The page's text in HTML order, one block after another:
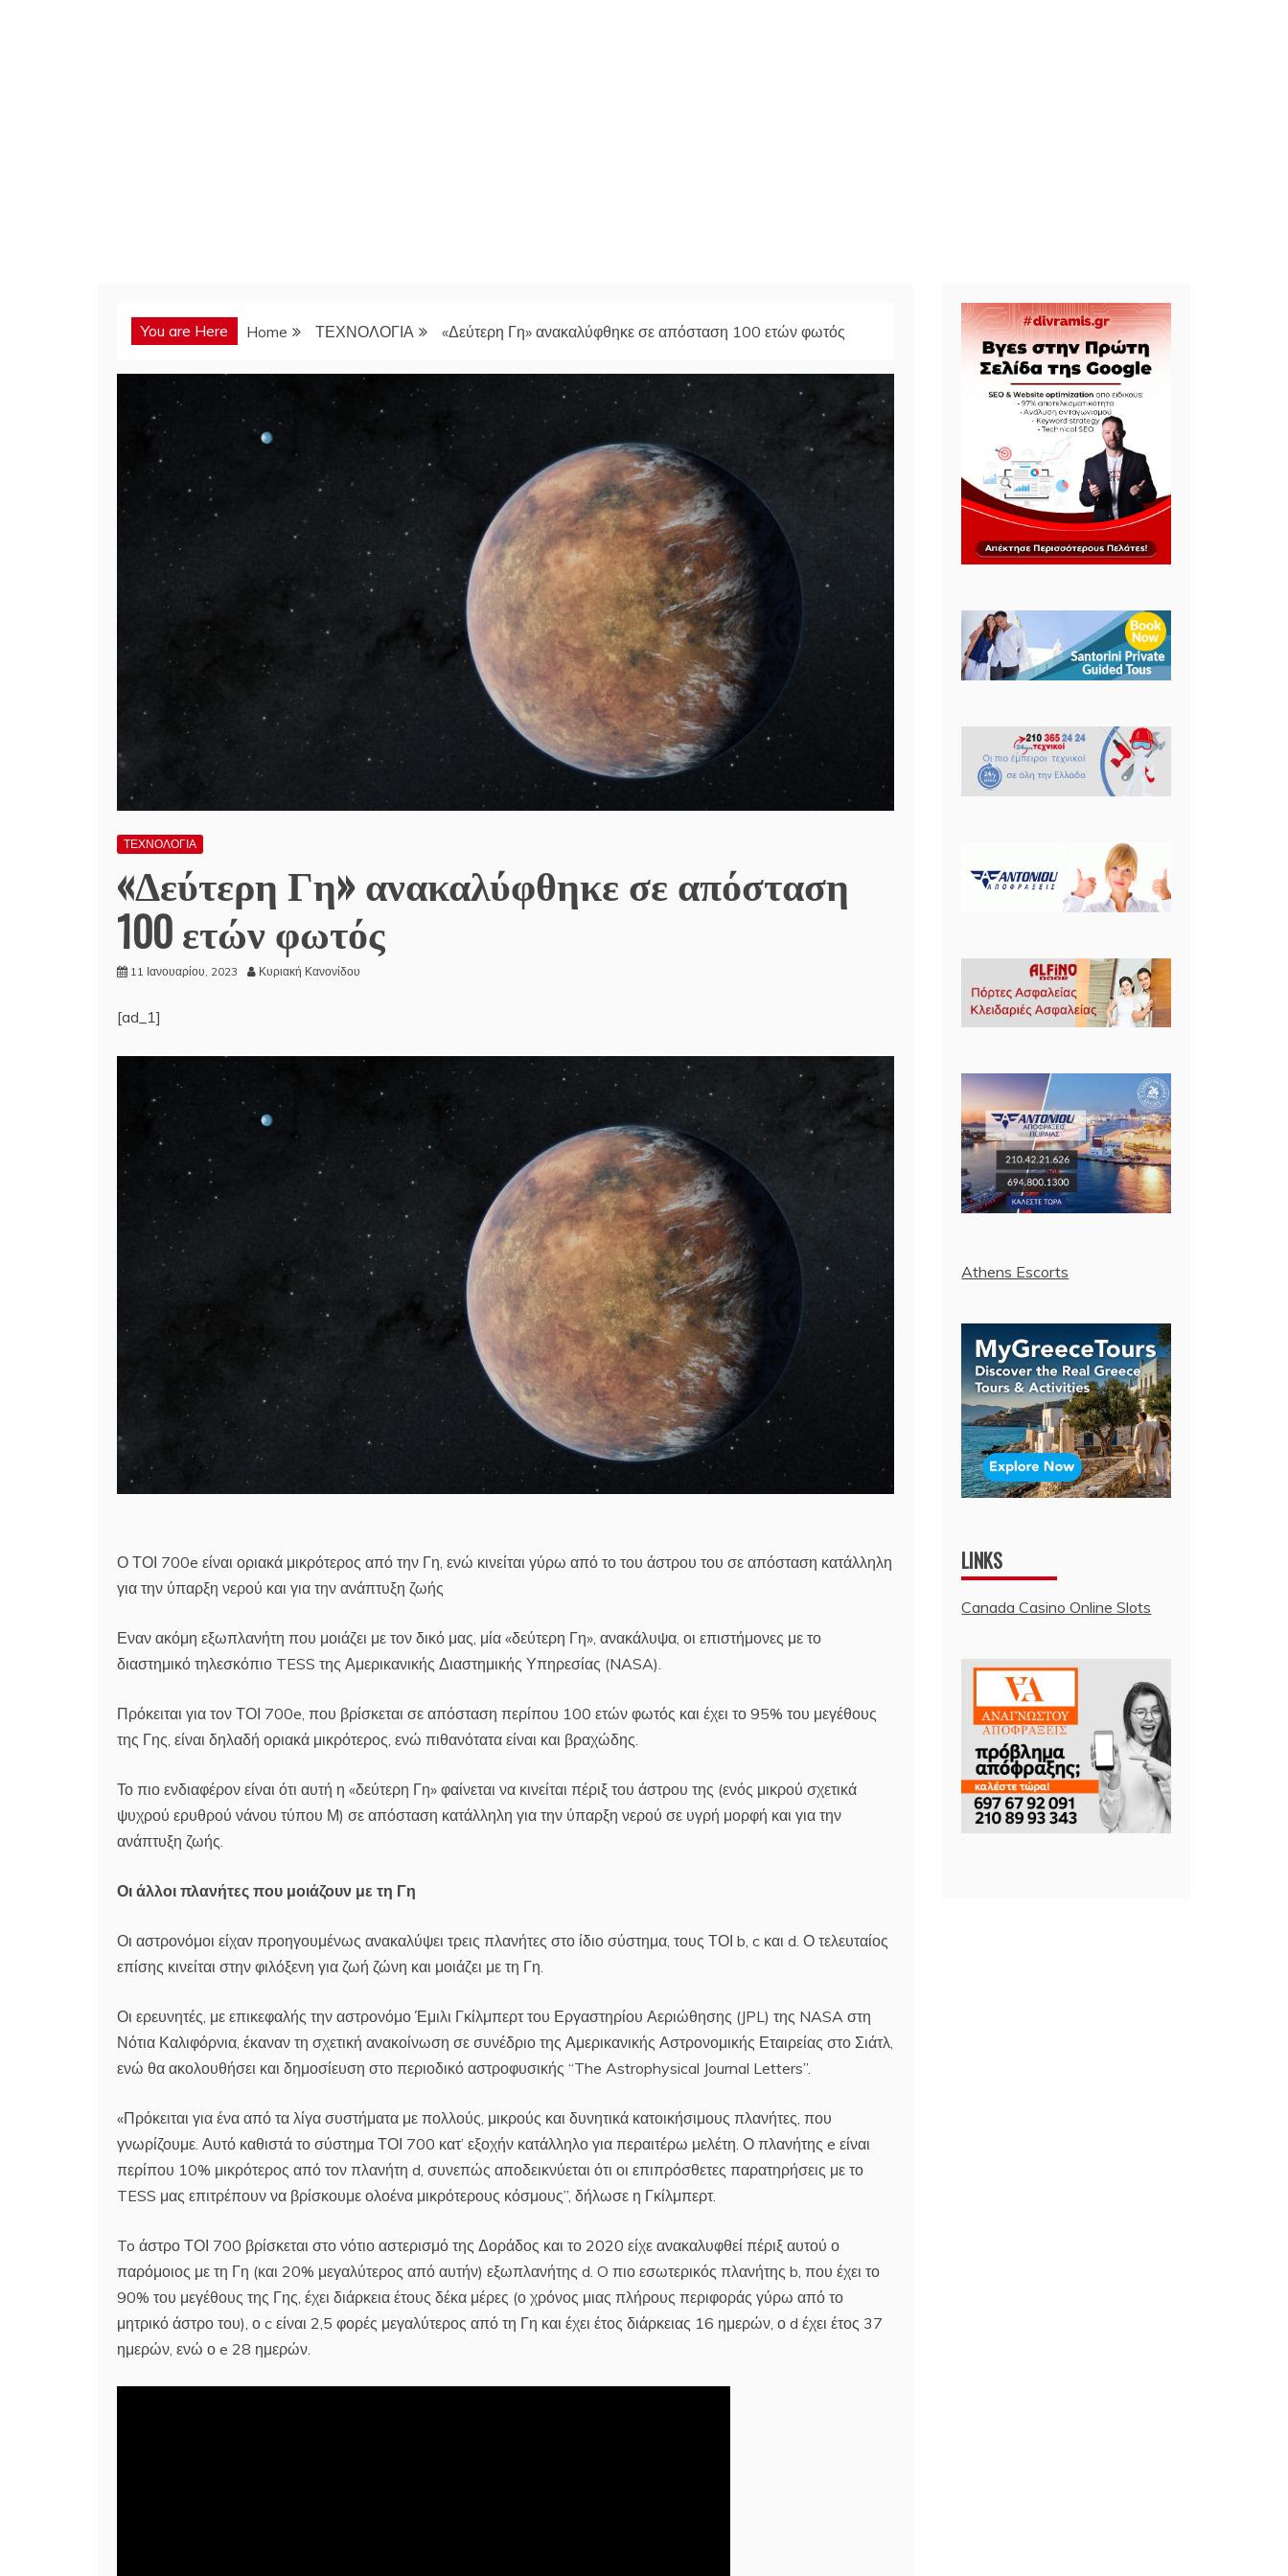
You are Here Home ΤΕΧΝΟΛΟΓΙΑ «Δεύτερη Γη» ανακαλύφθηκε σε απόσταση 100 ετών φωτός
ΤΕΧΝΟΛΟΓΙΑ
«Δεύτερη Γη» ανακαλύφθηκε σε απόσταση
100 ετών φωτός
11 Ιανουαρίου, 2023 Κυριακή Κανονίδου
[ad_1]
Ο ΤΟΙ 700e είναι οριακά μικρότερος από την Γη, ενώ κινείται γύρω από το του άστρου του σε απόσταση κατάλληλη
για την ύπαρξη νερού και για την ανάπτυξη ζωής
Εναν ακόμη εξωπλανήτη που μοιάζει με τον δικό μας, μία «δεύτερη Γη», ανακάλυψα, οι επιστήμονες με το
διαστημικό τηλεσκόπιο TESS της Αμερικανικής Διαστημικής Υπηρεσίας (NASA).
Πρόκειται για τον ΤΟΙ 700e, που βρίσκεται σε απόσταση περίπου 100 ετών φωτός και έχει το 95% του μεγέθους
της Γης, είναι δηλαδή οριακά μικρότερος, ενώ πιθανότατα είναι και βραχώδης.
Το πιο ενδιαφέρον είναι ότι αυτή η «δεύτερη Γη» φαίνεται να κινείται πέριξ του άστρου της (ενός μικρού σχετικά
ψυχρού ερυθρού νάνου τύπου Μ) σε απόσταση κατάλληλη για την ύπαρξη νερού σε υγρή μορφή και για την
ανάπτυξη ζωής.
Οι άλλοι πλανήτες που μοιάζουν με τη Γη
Οι αστρονόμοι είχαν προηγουμένως ανακαλύψει τρεις πλανήτες στο ίδιο σύστημα, τους ΤΟΙ b, c και d. Ο τελευταίος
επίσης κινείται στην φιλόξενη για ζωή ζώνη και μοιάζει με τη Γη.
Οι ερευνητές, με επικεφαλής την αστρονόμο Έμιλι Γκίλμπερτ του Εργαστηρίου Αεριώθησης (JPL) της NASA στη
Νότια Καλιφόρνια, έκαναν τη σχετική ανακοίνωση σε συνέδριο της Αμερικανικής Αστρονομικής Εταιρείας στο Σιάτλ,
ενώ θα ακολουθήσει και δημοσίευση στο περιοδικό αστροφυσικής “The Astrophysical Journal Letters”.
«Πρόκειται για ένα από τα λίγα συστήματα με πολλούς, μικρούς και δυνητικά κατοικήσιμους πλανήτες, που
γνωρίζουμε. Αυτό καθιστά το σύστημα ΤΟΙ 700 κατ’ εξοχήν κατάλληλο για περαιτέρω μελέτη. Ο πλανήτης e είναι
περίπου 10% μικρότερος από τον πλανήτη d, συνεπώς αποδεικνύεται ότι οι επιπρόσθετες παρατηρήσεις με το
TESS μας επιτρέπουν να βρίσκουμε ολοένα μικρότερους κόσμους”, δήλωσε η Γκίλμπερτ.
To άστρο ΤΟΙ 700 βρίσκεται στο νότιο αστερισμό της Δοράδος και το 2020 είχε ανακαλυφθεί πέριξ αυτού ο
παρόμοιος με τη Γη (και 20% μεγαλύτερος από αυτήν) εξωπλανήτης d. O πιο εσωτερικός πλανήτης b, που έχει το
90% του μεγέθους της Γης, έχει διάρκεια έτους δέκα μέρες (ο χρόνος μιας πλήρους περιφοράς γύρω από το
μητρικό άστρο του), ο c είναι 2,5 φορές μεγαλύτερος από τη Γη και έχει έτος διάρκειας 16 ημερών, ο d έχει έτος 37
ημερών, ενώ ο e 28 ημερών.
Athens Escorts
LINKS
Canada Casino Online Slots